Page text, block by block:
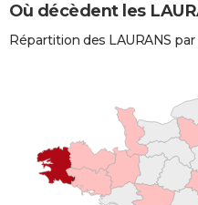
Où décèdent les
Répartition des LAURANS